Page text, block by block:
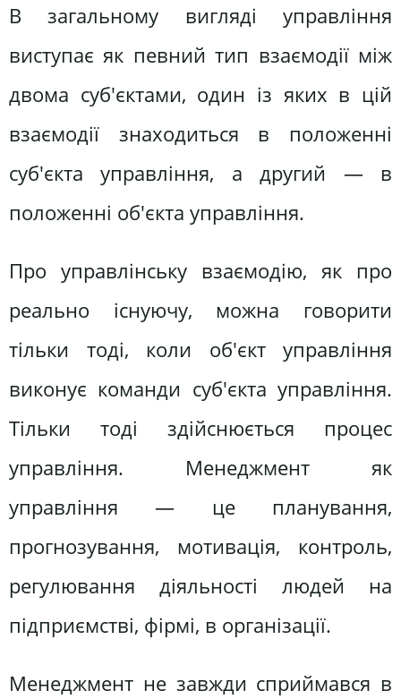
В загальному вигляді управління
виступає як певний тип взаємодії між
двома суб'єктами, один із яких в цій
взаємодії знаходиться в положенні
суб'єкта управління, а другий — в
положенні об'єкта управління.
Про управлінську взаємодію, як про
реально існуючу, можна говорити
тільки тоді, коли об'єкт управління
виконує команди суб'єкта управління.
Тільки тоді здійснюється процес
управління. Менеджмент як
управління — це планування,
прогнозування, мотивація, контроль,
регулювання діяльності людей на
підприємстві, фірмі, в організації.
Менеджмент не завжди сприймався в